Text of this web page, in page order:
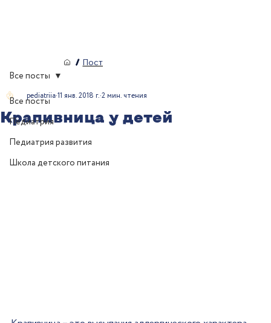
/ Пост
Все посты
Педиатрия
Педиатрия развития
Школа детского питания
Все посты
Крапивница у детей
pediatriia11 янв. 2018 г. 2 мин. чтения